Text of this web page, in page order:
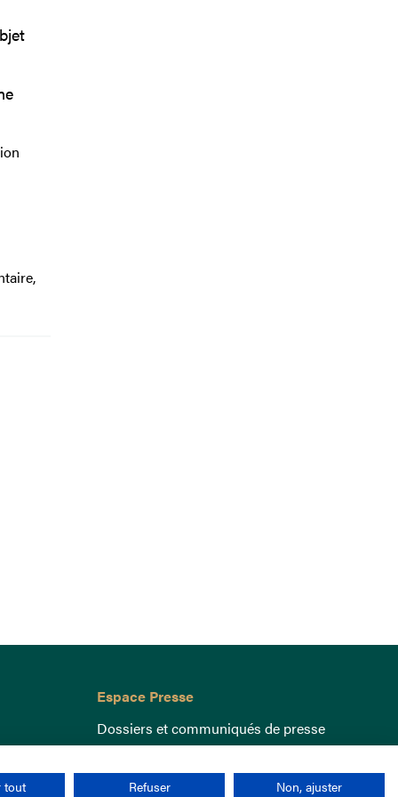
Espace Presse
Dossiers et communiqués de presse
tout Refuser Non, ajuster